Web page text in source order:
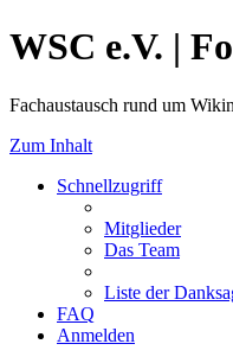
WSC e.V. |
Fachaustausch rund um
Zum Inhalt
Schnellzugriff
Mitglieder
Das Team
Liste der
FAQ
Anmelden